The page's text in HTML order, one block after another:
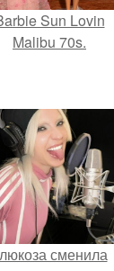
Sun Lovin
Malibu 70s.
сменила